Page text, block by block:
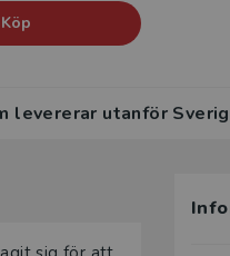
Köp
levererar utanför